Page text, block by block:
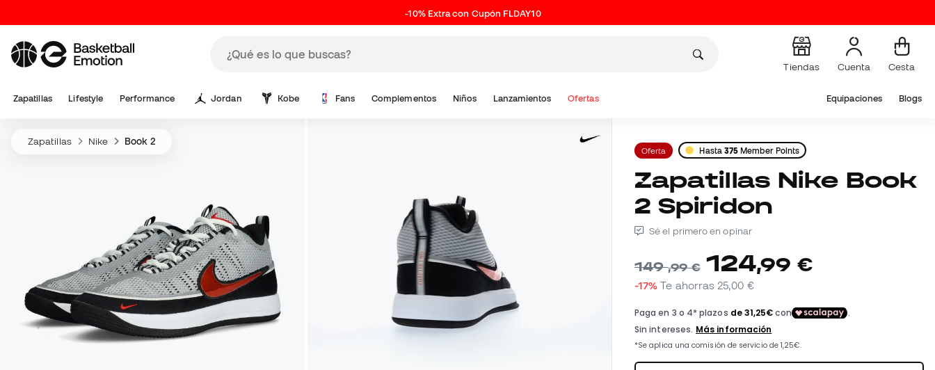
-10% Extra con Cupón FLDAY10
Tiendas Cuenta Cesta
Zapatillas Lifestyle Performance Jordan Kobe Fans Complementos Niños Lanzamientos Ofertas Equipaciones Blogs
Zapatillas Nike Book 2
Oferta Hasta 375 Member Points
Zapatillas Nike Book
2 Spiridon
Sé el primero en opinar
149,99 € 124,99 €
-17% Te ahorras 25,00 €